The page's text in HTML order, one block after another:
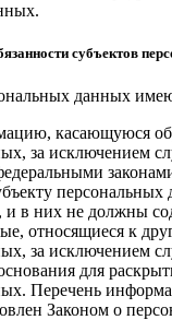
субъектов
данных
касающуюся
за исключением
и в них не должны
относящиеся к
за исключением
для
Перечень
Законом о